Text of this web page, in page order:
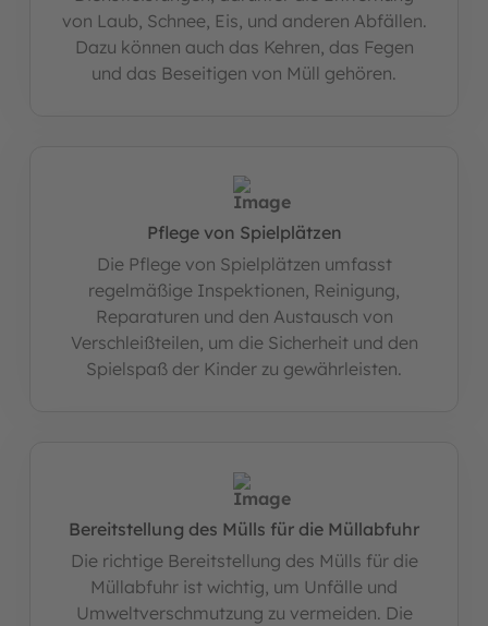
von Laub, Schnee, Eis, und anderen Abfällen.
Dazu können auch das Kehren, das Fegen
und das Beseitigen von Müll gehören.
Pflege von Spielplätzen
Die Pflege von Spielplätzen umfasst
regelmäßige Inspektionen, Reinigung,
Reparaturen und den Austausch von
Verschleißteilen, um die Sicherheit und den
Spielspaß der Kinder zu gewährleisten.
Bereitstellung des Mülls für die Müllabfuhr
Die richtige Bereitstellung des Mülls für die
Müllabfuhr ist wichtig, um Unfälle und
Umweltverschmutzung zu vermeiden. Die